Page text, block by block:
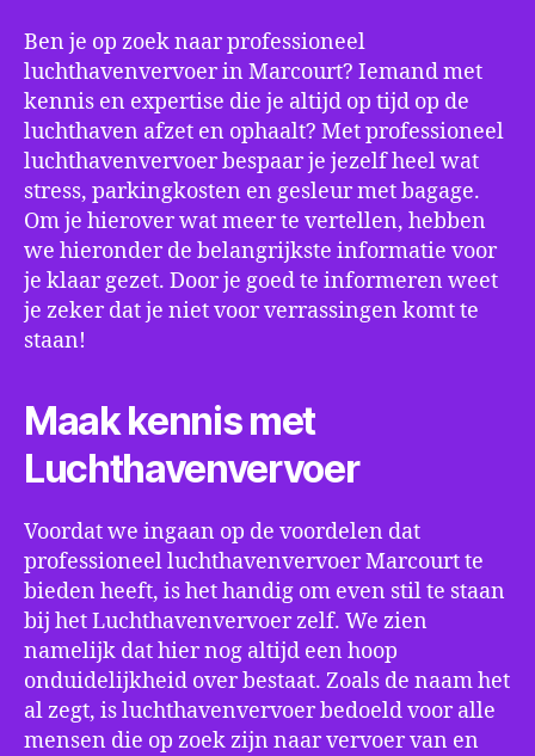
Ben je op zoek naar professioneel
luchthavenvervoer in Marcourt? Iemand met
kennis en expertise die je altijd op tijd op de
luchthaven afzet en ophaalt? Met professioneel
luchthavenvervoer bespaar je jezelf heel wat
stress, parkingkosten en gesleur met bagage.
Om je hierover wat meer te vertellen, hebben
we hieronder de belangrijkste informatie voor
je klaar gezet. Door je goed te informeren weet
je zeker dat je niet voor verrassingen komt te
staan!
Maak kennis met
Luchthavenvervoer
Voordat we ingaan op de voordelen dat
professioneel luchthavenvervoer Marcourt te
bieden heeft, is het handig om even stil te staan
bij het Luchthavenvervoer zelf. We zien
namelijk dat hier nog altijd een hoop
onduidelijkheid over bestaat. Zoals de naam het
al zegt, is luchthavenvervoer bedoeld voor alle
mensen die op zoek zijn naar vervoer van en